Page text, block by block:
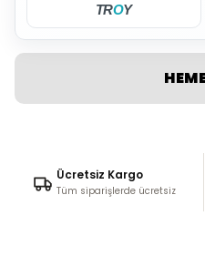
TROY
Ücretsiz Kargo
Tüm siparişlerde ücretsiz